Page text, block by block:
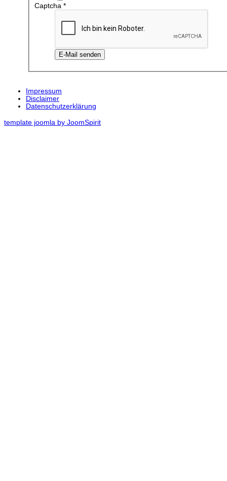
Captcha *
E-Mail senden
Impressum
Disclaimer
Datenschutzerklärung
template joomla by JoomSpirit